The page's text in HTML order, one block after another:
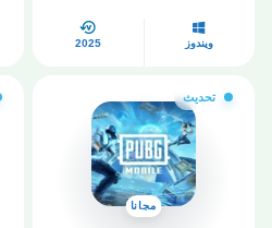
ويندوز 2025
تحديث
مجانا